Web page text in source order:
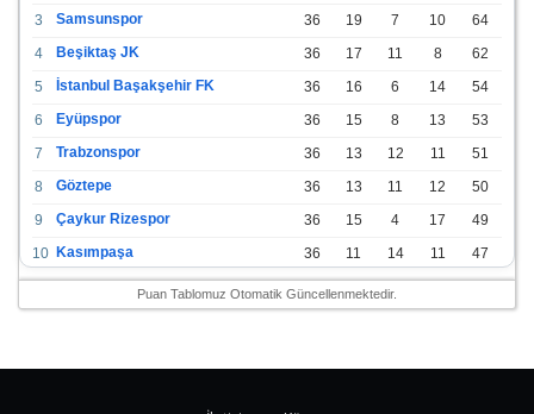
3
Samsunspor 36 19 7 10
64
4
Beşiktaş JK 36 17 11 8
62
5
İstanbul Başakşehir FK 36 16 6 14
54
6
Eyüpspor 36 15 8 13
53
7
Trabzonspor 36 13 12 11
51
8
Göztepe 36 13 11 12
50
9
Çaykur Rizespor 36 15 4 17
49
10 Kasımpaşa 36 11 14 11
47
11 Konyaspor 36 13 7 16
46
Puan Tablomuz Otomatik Güncellenmektedir.